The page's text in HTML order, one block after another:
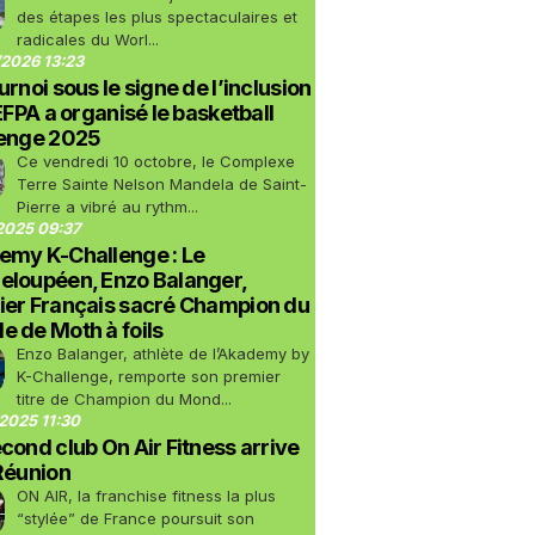
des étapes les plus spectaculaires et
radicales du Worl...
13:23
sous le signe de l’inclusion
a organisé le basketball
2025
Ce vendredi 10 octobre, le Complexe
Terre Sainte Nelson Mandela de Saint-
Pierre a vibré au rythm...
09:37
K-Challenge : Le
Enzo Balanger,
Français sacré Champion du
de Moth à foils
Enzo Balanger, athlète de l’Akademy by
K-Challenge, remporte son premier
titre de Champion du Mond...
11:30
club On Air Fitness arrive
ON AIR, la franchise fitness la plus
“stylée” de France poursuit son